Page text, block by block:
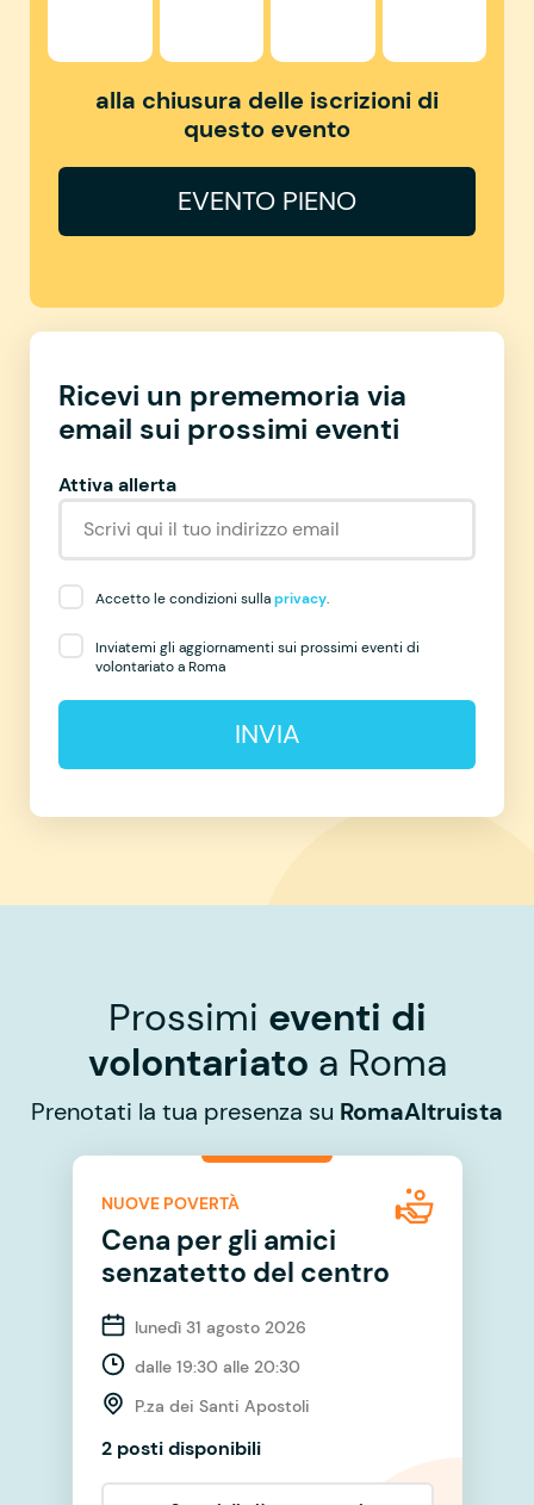
alla chiusura delle iscrizioni di
questo evento
EVENTO PIENO
Ricevi un prememoria via
email sui prossimi eventi
Attiva allerta
Accetto le condizioni sullaprivacy.
Inviatemi gli aggiornamenti sui prossimi eventi di
volontariato a Roma
INVIA
Prossimi eventi di
volontariato a Roma
Prenotati la tua presenza su RomaAltruista
NUOVE POVERTÀ
Cena per gli amici
senzatetto del centro
lunedì 31 agosto 2026
dalle 19:30 alle 20:30
P.za dei Santi Apostoli
2 posti disponibili